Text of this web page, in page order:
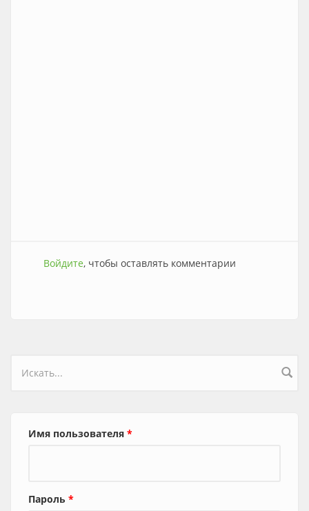
Войдите, чтобы оставлять комментарии
Форма поиска
Имя пользователя *
Пароль *